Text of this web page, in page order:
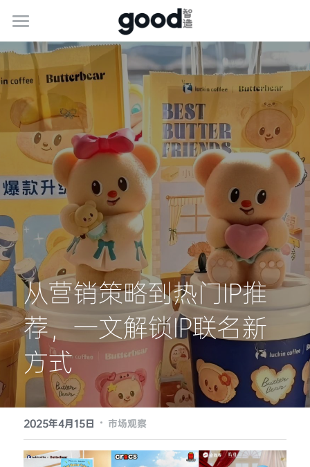
关于古德
服务介绍
最新动态
联系我们
加入我们
简体中文
简体中文
e.g. English
400-1888-341
marketing@goodgifts.com.cn
提供技术支持
从营销策略到热门IP推
荐，一文解锁IP联名新
方式
2025年4月15日 · 市场观察